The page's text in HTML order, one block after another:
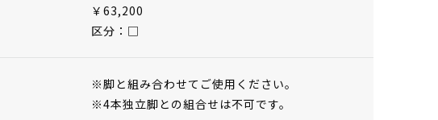
￥63,200
区分：□
※脚と組み合わせてご使用ください。
※4本独立脚との組合せは不可です。